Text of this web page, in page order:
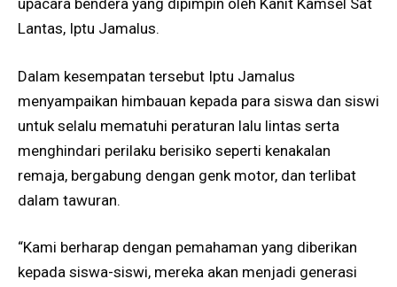
upacara bendera yang dipimpin oleh Kanit Kamsel Sat
Lantas, Iptu Jamalus.
Dalam kesempatan tersebut Iptu Jamalus
menyampaikan himbauan kepada para siswa dan siswi
untuk selalu mematuhi peraturan lalu lintas serta
menghindari perilaku berisiko seperti kenakalan
remaja, bergabung dengan genk motor, dan terlibat
dalam tawuran.
“Kami berharap dengan pemahaman yang diberikan
kepada siswa-siswi, mereka akan menjadi generasi